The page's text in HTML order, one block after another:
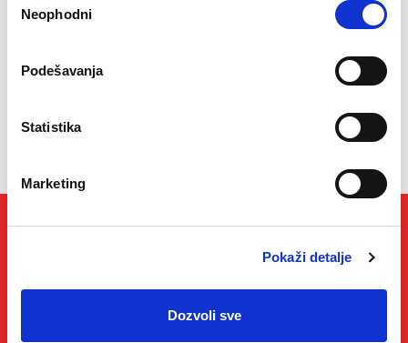
сагласности
Neophodni
Podešavanja
Statistika
Marketing
Pokaži detalje
Dozvoli sve
Loopia podrška je tu da Vam